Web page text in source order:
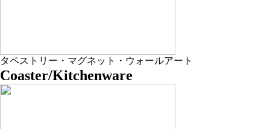
タペストリー・マグネット・ウォールアート
Coaster/Kitchenware